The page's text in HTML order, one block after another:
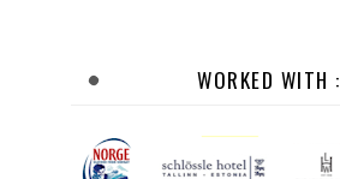
WORKED WITH :